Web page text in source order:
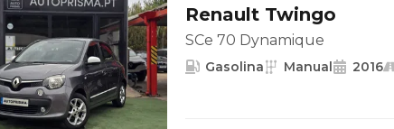
Renault Twingo
SCe 70 Dynamique
Gasolina Manual 2016